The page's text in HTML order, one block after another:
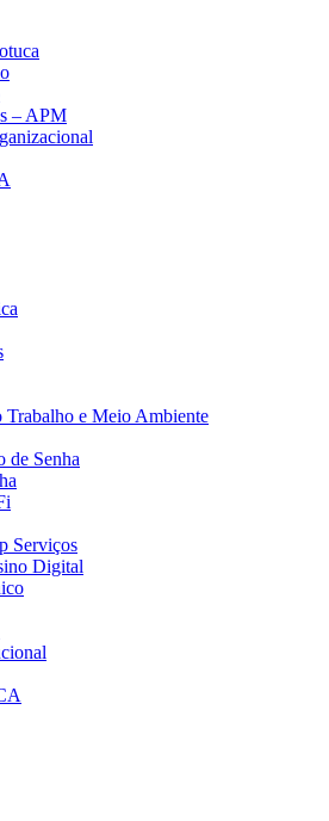
– APM
Trabalho e Meio Ambiente
de Senha
Serviços
Digital